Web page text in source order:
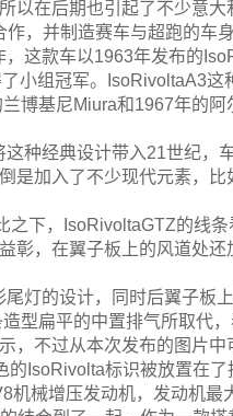
在后期也引起了不少意大
，并制造赛车与超跑的车身
这款车以1963年发布的
小组冠军。IsoRivoltaA3这
博基尼Miura和1967年的阿
种经典设计带入21世纪，
是加入了不少现代元素，
下，IsoRivoltaGTZ的线
彰，在翼子板上的风道处
灯的设计，同时后翼子板
型扁平的中置排气所取代，
，不过从本次发布的图片中
IsoRivolta标识被放置在了
机械增压发动机，发动机最